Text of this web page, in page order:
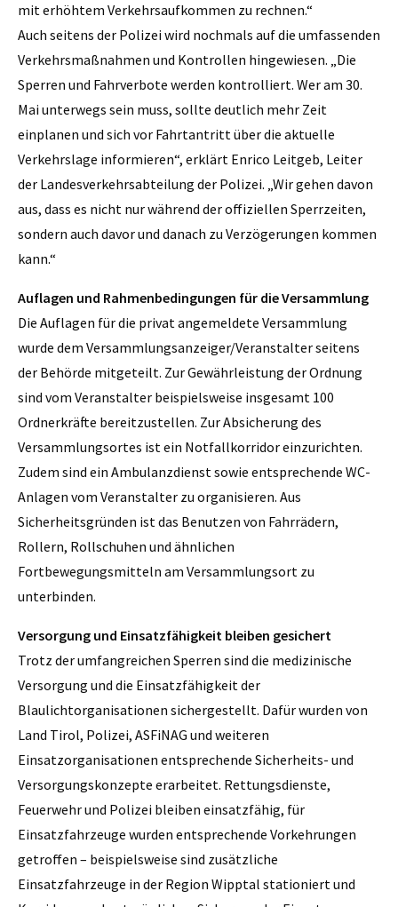
mit erhöhtem Verkehrsaufkommen zu rechnen.“
Auch seitens der Polizei wird nochmals auf die umfassenden
Verkehrsmaßnahmen und Kontrollen hingewiesen. „Die
Sperren und Fahrverbote werden kontrolliert. Wer am 30.
Mai unterwegs sein muss, sollte deutlich mehr Zeit
einplanen und sich vor Fahrtantritt über die aktuelle
Verkehrslage informieren“, erklärt Enrico Leitgeb, Leiter
der Landesverkehrsabteilung der Polizei. „Wir gehen davon
aus, dass es nicht nur während der offiziellen Sperrzeiten,
sondern auch davor und danach zu Verzögerungen kommen
kann.“
Auflagen und Rahmenbedingungen für die Versammlung
Die Auflagen für die privat angemeldete Versammlung
wurde dem Versammlungsanzeiger/Veranstalter seitens
der Behörde mitgeteilt. Zur Gewährleistung der Ordnung
sind vom Veranstalter beispielsweise insgesamt 100
Ordnerkräfte bereitzustellen. Zur Absicherung des
Versammlungsortes ist ein Notfallkorridor einzurichten.
Zudem sind ein Ambulanzdienst sowie entsprechende WC-
Anlagen vom Veranstalter zu organisieren. Aus
Sicherheitsgründen ist das Benutzen von Fahrrädern,
Rollern, Rollschuhen und ähnlichen
Fortbewegungsmitteln am Versammlungsort zu
unterbinden.
Versorgung und Einsatzfähigkeit bleiben gesichert
Trotz der umfangreichen Sperren sind die medizinische
Versorgung und die Einsatzfähigkeit der
Blaulichtorganisationen sichergestellt. Dafür wurden von
Land Tirol, Polizei, ASFiNAG und weiteren
Einsatzorganisationen entsprechende Sicherheits- und
Versorgungskonzepte erarbeitet. Rettungsdienste,
Feuerwehr und Polizei bleiben einsatzfähig, für
Einsatzfahrzeuge wurden entsprechende Vorkehrungen
getroffen – beispielsweise sind zusätzliche
Einsatzfahrzeuge in der Region Wipptal stationiert und